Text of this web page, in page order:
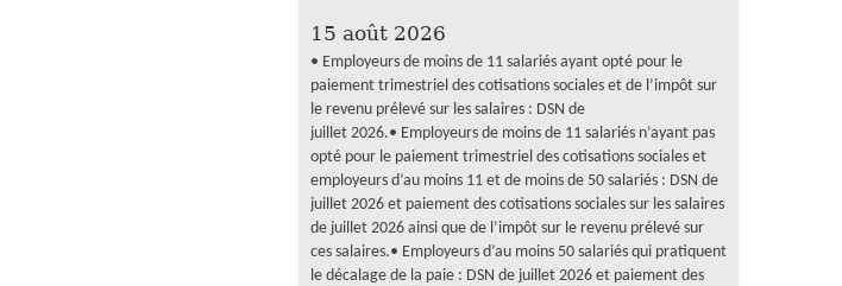
15 août 2026
• Employeurs de moins de 11 salariés ayant opté pour le
paiement trimestriel des cotisations sociales et de l’impôt sur
le revenu prélevé sur les salaires : DSN de
juillet 2026.• Employeurs de moins de 11 salariés n’ayant pas
opté pour le paiement trimestriel des cotisations sociales et
employeurs d’au moins 11 et de moins de 50 salariés : DSN de
juillet 2026 et paiement des cotisations sociales sur les salaires
de juillet 2026 ainsi que de l’impôt sur le revenu prélevé sur
ces salaires.• Employeurs d’au moins 50 salariés qui pratiquent
le décalage de la paie : DSN de juillet 2026 et paiement des